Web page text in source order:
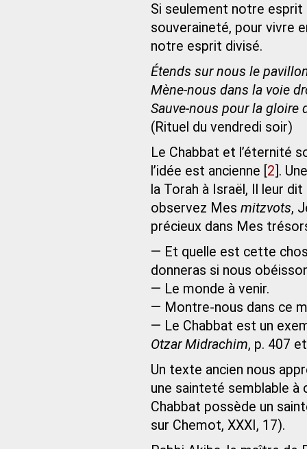
Si seulement notre
souveraineté, pour vivre
notre esprit divisé.
Étends sur nous le
Mène-nous dans la voie
Sauve-nous pour la gloire
(Rituel du vendredi soir)
Le Chabbat et l’éternité
l’idée est ancienne 2 .
la Torah à Israël, Il leur
observez Mes mitzvots,
précieux dans Mes
— Et quelle est cette
donneras si nous
— Le monde à venir.
— Montre-nous dans ce
— Le Chabbat est un
Otzar Midrachim, p. 407
Un texte ancien nous
une sainteté semblable à
Chabbat possède un
sur Chemot, XXXI, 17).